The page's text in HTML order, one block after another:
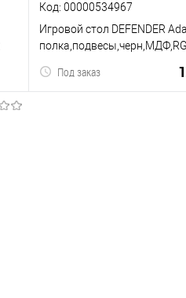
Код: 00000534967
Игровой стол DEFENDER
Под заказ